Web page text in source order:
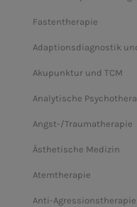
Fastentherapie
Adaptionsdiagnostik
Akupunktur und TCM
Analytische
Angst-/Traumatherapie
Ästhetische Medizin
Atemtherapie
Anti-Agressionstherapie